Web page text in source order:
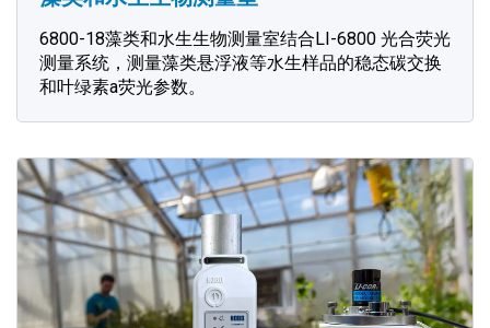
6800-18藻类和水生生物测量室结合LI-6800 光合荧光
测量系统，测量藻类悬浮液等水生样品的稳态碳交换
和叶绿素a荧光参数。